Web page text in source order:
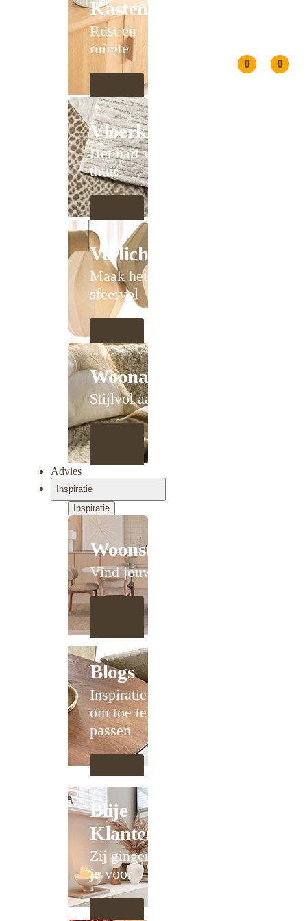
0 0
Kasten
Rust en
ruimte
Vloerkleden
Het hart van
thuis
Verlichting
Maak het
sfeervol
Woonaccessoires
Stijlvol aanschuiven
Advies
Inspiratie
Inspiratie
Woonstijlen
Vind jouw stijl
Blogs
Inspiratie
om toe te
passen
Blije
Klanten
Zij gingen
je voor